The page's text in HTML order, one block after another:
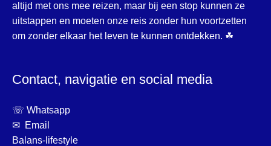
altijd met ons mee reizen, maar bij een stop kunnen ze
uitstappen en moeten onze reis zonder hun voortzetten
om zonder elkaar het leven te kunnen ontdekken. ☘
Contact, navigatie en social media
☏ Whatsapp
✉ Email
Balans-lifestyle